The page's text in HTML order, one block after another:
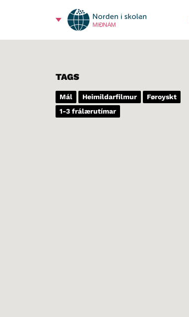
MIÐNÁM
TAGS
Mál Heimildarfilmur
Føroyskt
1-3 frálærutímar